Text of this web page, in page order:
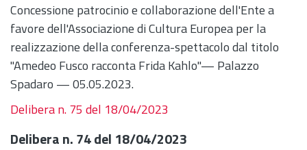
Concessione patrocinio e collaborazione dell'Ente a
favore dell'Associazione di Cultura Europea per la
realizzazione della conferenza-spettacolo dal titolo
"Amedeo Fusco racconta Frida Kahlo"— Palazzo
Spadaro — 05.05.2023.
Delibera n. 75 del 18/04/2023
Delibera n. 74 del 18/04/2023